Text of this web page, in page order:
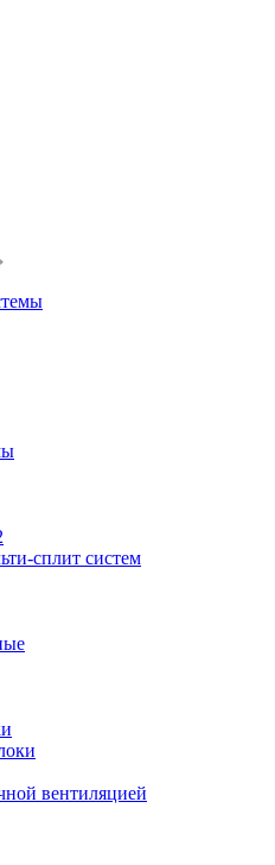
сплит систем
вентиляцией